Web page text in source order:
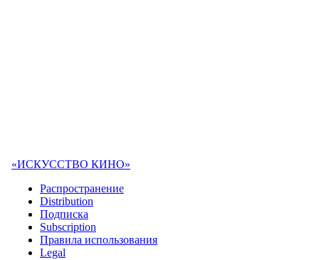
«ИСКУССТВО КИНО»
Распространение
Distribution
Подписка
Subscription
Правила использования
Legal